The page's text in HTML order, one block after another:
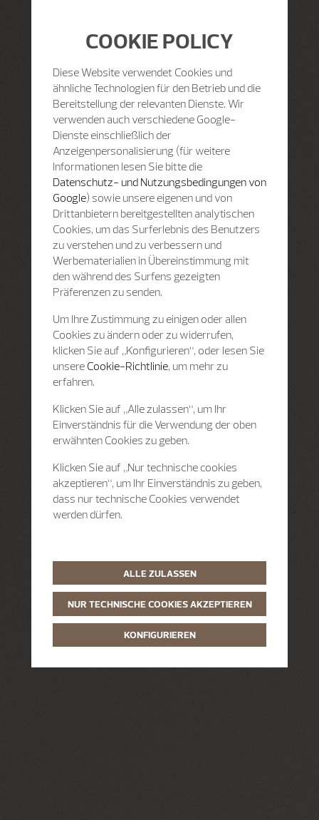
COOKIE POLICY
Diese Website verwendet Cookies und
ähnliche Technologien für den Betrieb und die
Bereitstellung der relevanten Dienste. Wir
verwenden auch verschiedene Google-
Dienste einschließlich der
Anzeigenpersonalisierung (für weitere
Informationen lesen Sie bitte die
Datenschutz- und Nutzungsbedingungen von
Google) sowie unsere eigenen und von
Drittanbietern bereitgestellten analytischen
Cookies, um das Surferlebnis des Benutzers
zu verstehen und zu verbessern und
Werbematerialien in Übereinstimmung mit
den während des Surfens gezeigten
Präferenzen zu senden.
Um Ihre Zustimmung zu einigen oder allen
Cookies zu ändern oder zu widerrufen,
klicken Sie auf „Konfigurieren“, oder lesen Sie
unsere Cookie-Richtlinie, um mehr zu
erfahren.
Klicken Sie auf „Alle zulassen“, um Ihr
Einverständnis für die Verwendung der oben
erwähnten Cookies zu geben.
Klicken Sie auf „Nur technische cookies
akzeptieren“, um Ihr Einverständnis zu geben,
dass nur technische Cookies verwendet
werden dürfen.
ALLE ZULASSEN
NUR TECHNISCHE COOKIES AKZEPTIEREN
KONFIGURIEREN